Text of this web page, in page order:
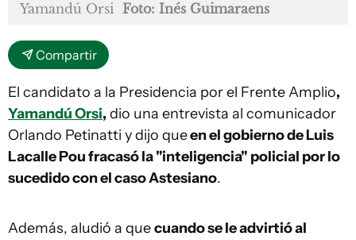
Yamandú Orsi Foto: Inés Guimaraens
Compartir
El candidato a la Presidencia por el Frente Amplio,
Yamandú Orsi, dio una entrevista al comunicador
Orlando Petinatti y dijo queen el gobierno de Luis
Lacalle Pou fracasó la "inteligencia" policial por lo
sucedido con el caso Astesiano.
Además, aludió a quecuando se le advirtió al